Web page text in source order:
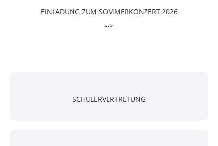
EINLADUNG ZUM SOMMERKONZERT 2026
-->
SCHÜLERVERTRETUNG